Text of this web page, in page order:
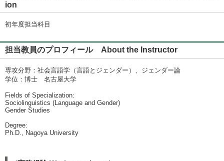
ion
初年度担当科目
担当教員のプロフィール About the Instructor
専攻分野：社会言語学（言語とジェンダー）、ジェンダー論
学位：博士 名古屋大学
Fields of Specialization:
Sociolinguistics (Language and Gender)
Gender Studies
Degree:
Ph.D., Nagoya University